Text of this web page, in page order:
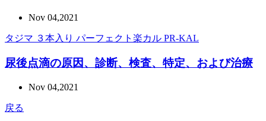
Nov 04,2021
タジマ ３本入り パーフェクト楽カル PR-KAL
尿後点滴の原因、診断、検査、特定、および治療
Nov 04,2021
戻る